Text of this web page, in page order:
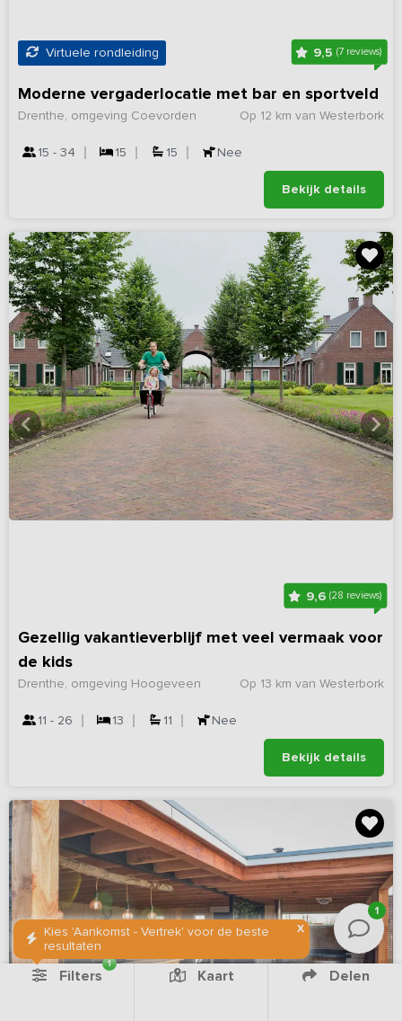
Virtuele rondleiding 9,5(7 reviews)
Moderne vergaderlocatie met bar en sportveld
Op 12 km van Westerbork
Drenthe, omgeving Coevorden
15 - 34 15 15 Nee
Bekijk details
9,6 (28 reviews)
Gezellig vakantieverblijf met veel vermaak voor
de kids
Op 13 km van Westerbork
Drenthe, omgeving Hoogeveen
11 - 26 13 11 Nee
Bekijk details
X
Kies 'Aankomst - Vertrek' voor de beste
resultaten
1
Filters
1
Kaart Delen